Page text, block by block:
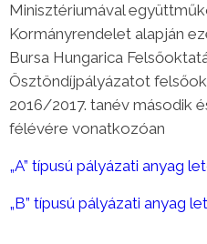
Minisztériumával
Kormányrendelet alapján
Bursa Hungarica
Ösztöndíjpályázatot
2016/2017. tanév második
félévére vonatkozóan
„A” típusú pályázati anyag
„B” típusú pályázati anyag